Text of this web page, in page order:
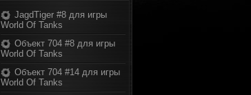
JagdTiger #8 для игры
World Of Tanks
Объект 704 #8 для игры
World Of Tanks
Объект 704 #14 для игры
World Of Tanks